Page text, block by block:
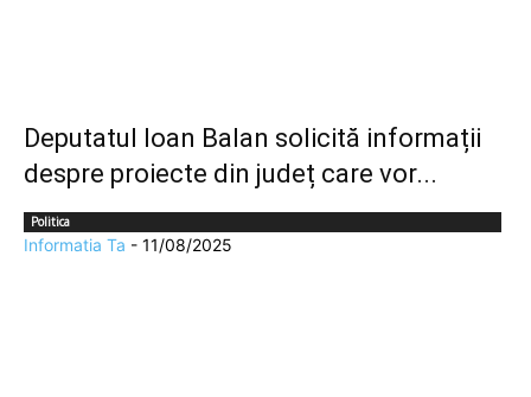
Deputatul Ioan Balan solicită informații
despre proiecte din județ care vor...
Politica
Informatia Ta - 11/08/2025